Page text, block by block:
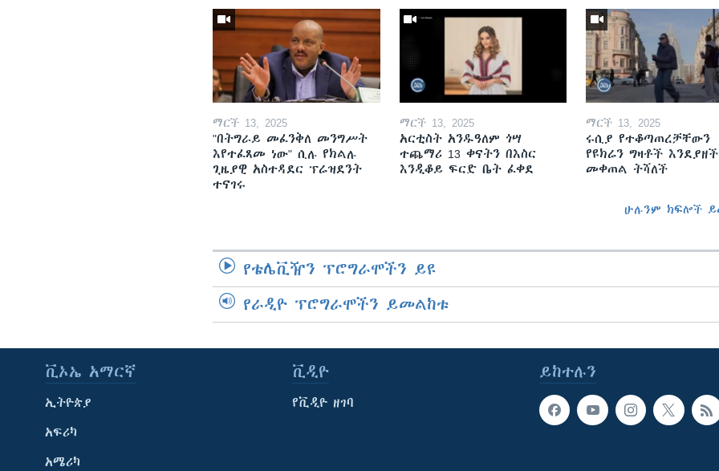
ማርች 13, 2025
"በትግራይ መፈንቅለ መንግሥት
እየተፈጸመ ነው" ሲሉ የክልሉ
ጊዜያዊ አስተዳደር ፕሬዝደንት
ተናገሩ
ማርች 13, 2025
አርቲስት አንዱዓለም ጎሣ
ተጨማሪ 13 ቀናትን በእስር
እንዲቆይ ፍርድ ቤት ፈቀደ
ማርች 13, 2025
ሩሲያ የተቆጣጠረቻቸውን
የዩክሬን ግዛቶች እንደያዘች
መቀጠል ትሻለች
ሁሉንም ክፍሎች
የቴሌቪዥን ፕሮግራሞችን ይዩ
የራዲዮ ፕሮግራሞችን ይመልከቱ
ይከተሉን
ቪኦኤ አማርኛ
ኢትዮጵያ
አፍሪካ
አሜሪካ
ቪዲዮ
የቪዲዮ ዘገባ